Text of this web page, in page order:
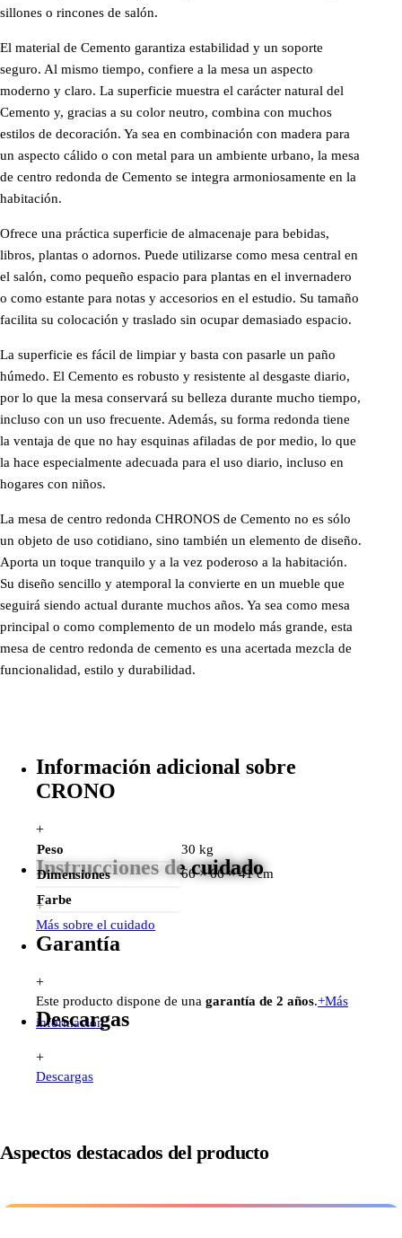
sillones o rincones de salón.
El material de Cemento garantiza estabilidad y un soporte
seguro. Al mismo tiempo, confiere a la mesa un aspecto
moderno y claro. La superficie muestra el carácter natural del
Cemento y, gracias a su color neutro, combina con muchos
estilos de decoración. Ya sea en combinación con madera para
un aspecto cálido o con metal para un ambiente urbano, la mesa
de centro redonda de Cemento se integra armoniosamente en la
habitación.
Ofrece una práctica superficie de almacenaje para bebidas,
libros, plantas o adornos. Puede utilizarse como mesa central en
el salón, como pequeño espacio para plantas en el invernadero
o como estante para notas y accesorios en el estudio. Su tamaño
facilita su colocación y traslado sin ocupar demasiado espacio.
La superficie es fácil de limpiar y basta con pasarle un paño
húmedo. El Cemento es robusto y resistente al desgaste diario,
por lo que la mesa conservará su belleza durante mucho tiempo,
incluso con un uso frecuente. Además, su forma redonda tiene
la ventaja de que no hay esquinas afiladas de por medio, lo que
la hace especialmente adecuada para el uso diario, incluso en
hogares con niños.
La mesa de centro redonda CHRONOS de Cemento no es sólo
un objeto de uso cotidiano, sino también un elemento de diseño.
Aporta un toque tranquilo y a la vez poderoso a la habitación.
Su diseño sencillo y atemporal la convierte en un mueble que
seguirá siendo actual durante muchos años. Ya sea como mesa
principal o como complemento de un modelo más grande, esta
mesa de centro redonda de cemento es una acertada mezcla de
funcionalidad, estilo y durabilidad.
Información adicional sobre
CRONO
+
Peso
30 kg
Dimensiones
66 × 66 × 41 cm
Farbe
Instrucciones de cuidado
+
Más sobre el cuidado
Garantía
+
Este producto dispone de una garantía de 2 años.+Más
información
Descargas
+
Descargas
Aspectos destacados del producto